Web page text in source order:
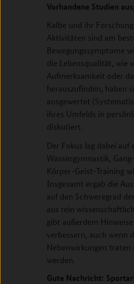
Vorhandene Studien
Kalbe und ihr
Aktivitäten sind am
Bewegungssymptome
die Lebensqualität, wie
Aufmerksamkeit oder
herauszufinden, haben
ausgewertet
ihres Umfelds in
diskutiert.
Der Fokus lag dabei
Wassergymnastik,
Körper-Geist-Training
Insgesamt ergab die
auf den Schweregrad
aus rein
gibt außerdem
verbessern, auch wenn
Nebenwirkungen
werden.
Gute Nachricht: